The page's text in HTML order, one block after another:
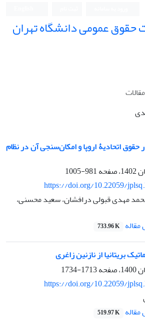
حقوق عمومی دانشگاه تهران
اتحادیۀ اروپا و امکان‌سنجی آن در نظام
981-1005
https://doi.org/10.22059/
مهدی قبولی درافشان، سعید محسنی،
733.96 K
بریتانیا از نازنین زاغری
1713-1734
https://doi.org/10.22059/
519.97 K